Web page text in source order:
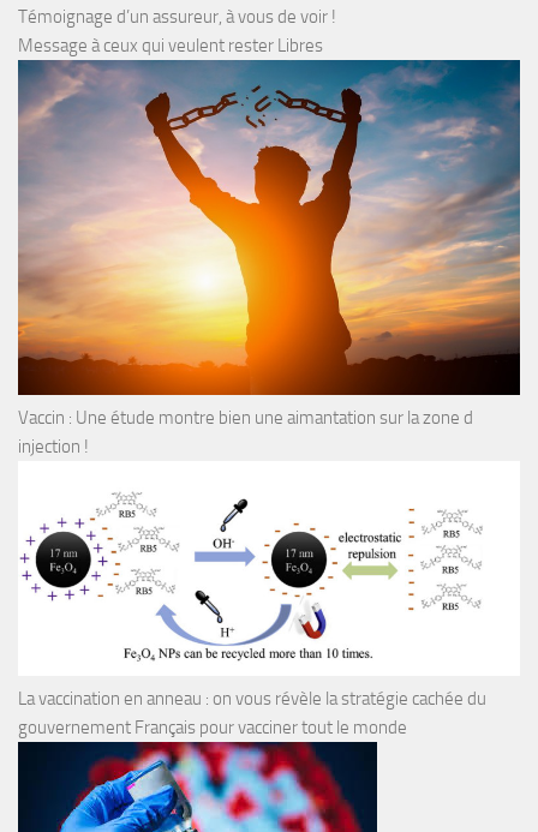
Témoignage d’un assureur, à vous de voir !
Message à ceux qui veulent rester Libres
Vaccin : Une étude montre bien une aimantation sur la zone d
injection !
La vaccination en anneau : on vous révèle la stratégie cachée du
gouvernement Français pour vacciner tout le monde